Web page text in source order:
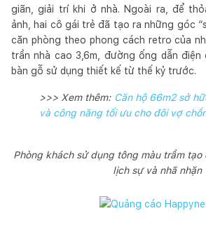
giãn, giải trí khi ở nhà. Ngoài ra, để
ảnh, hai cô gái trẻ đã tạo ra những góc
căn phòng theo phong cách retro của
trần nhà cao 3,6m, đường ống dẫn điện
bàn gỗ sử dụng thiết kế từ thế kỷ trước.
>>> Xem thêm: Căn hộ 66m2 sở
và công năng tối ưu cho đôi vợ
Phòng khách sử dụng tông màu trầm tạo
lịch sự và nhã nhặn